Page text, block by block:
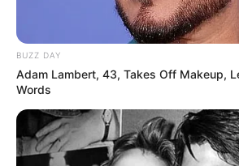
BUZZ DAY
Adam Lambert, 43, Takes Off Makeup,
Words